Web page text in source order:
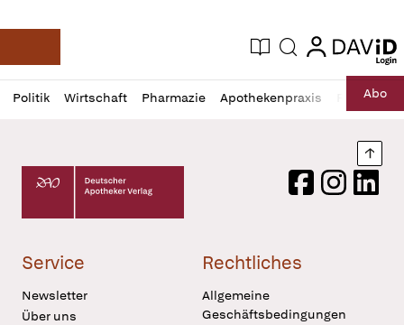
Deutsche Apotheker Zeitung
Aktuelle Ausgabe
Suche login
login
Politik Wirtschaft Pharmazie Apothekenpraxis RechtAbo
Profil
öffnen
Daz
Pur
Deutscher Apotheker Verlag Logo
FacebookInstagram
Service
Newsletter
Über uns
Rechtliches
Allgemeine
Geschäftsbedingungen